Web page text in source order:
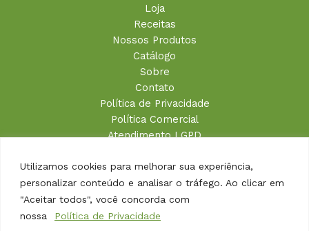
Utilizamos cookies para melhorar sua experiência,
personalizar conteúdo e analisar o tráfego. Ao clicar em
"Aceitar todos", você concorda com
nossa
Política de Privacidade
Loja
Receitas
Nossos Produtos
Catálogo
Sobre
Contato
Política de Privacidade
Política Comercial
Atendimento LGPD
Entre em contato